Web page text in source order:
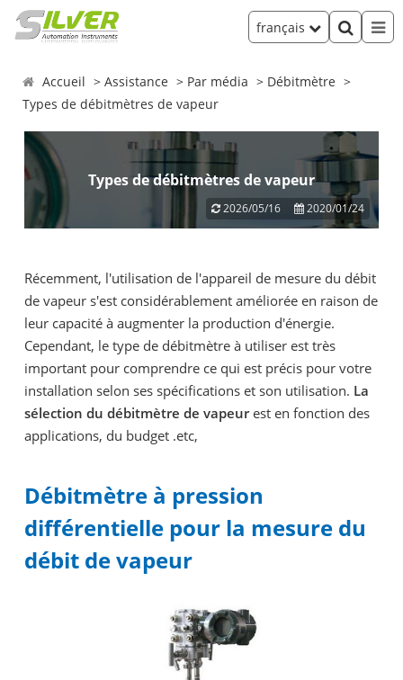
français
Accueil Assistance Par média
Débitmètre
Types de débitmètres de vapeur
Types de débitmètres de vapeur
2026/05/16 2020/01/24
Récemment, l'utilisation de l'appareil de mesure du débit
de vapeur s'est considérablement améliorée en raison de
leur capacité à augmenter la production d'énergie.
Cependant, le type de débitmètre à utiliser est très
important pour comprendre ce qui est précis pour votre
installation selon ses spécifications et son utilisation. La
sélection du débitmètre de vapeurest en fonction des
applications, du budget .etc,
Débitmètre à pression
différentielle pour la mesure du
débit de vapeur